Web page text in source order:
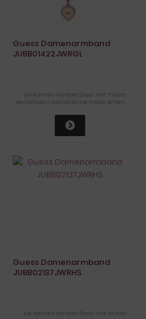
Guess Damenarmband
JUBB01422JWRGL
Sie können als Gast (bzw. mit Ihrem
derzeitigen Status) keine Preise sehen.
Guess Damenarmband
JUBB02137JWRHS
Sie können als Gast (bzw. mit Ihrem